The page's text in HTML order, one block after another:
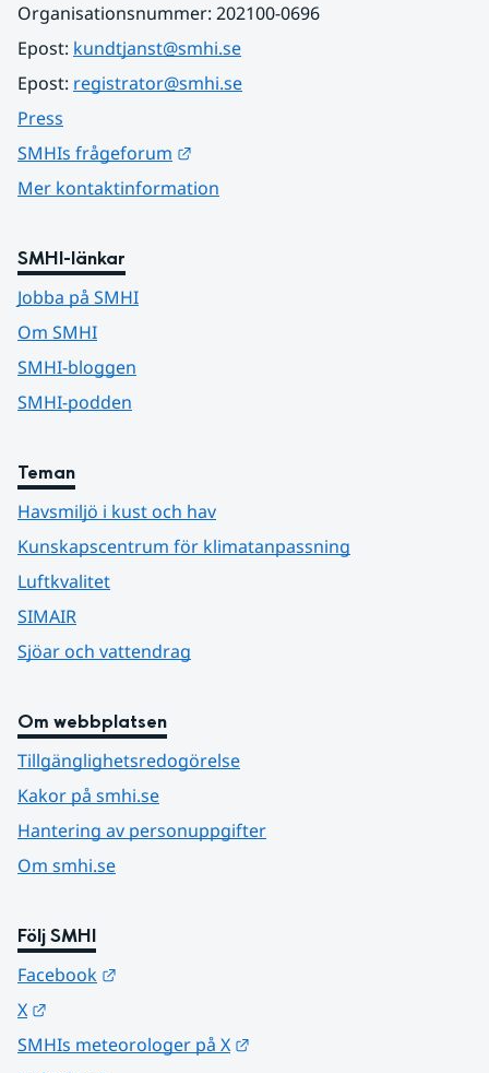
Organisationsnummer: 202100-0696
Epost: kundtjanst@smhi.se
Epost: registrator@smhi.se
Press
SMHIs frågeforum
Mer kontaktinformation
SMHI-länkar
Jobba på SMHI
Om SMHI
SMHI-bloggen
SMHI-podden
Teman
Havsmiljö i kust och hav
Kunskapscentrum för klimatanpassning
Luftkvalitet
SIMAIR
Sjöar och vattendrag
Om webbplatsen
Tillgänglighetsredogörelse
Kakor på smhi.se
Hantering av personuppgifter
Om smhi.se
Följ SMHI
Facebook
X
SMHIs meteorologer på X